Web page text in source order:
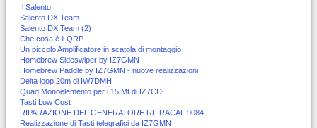
Il Salento
Salento DX Team
Salento DX Team (2)
Che cosa è il QRP
Un piccolo Amplificatore in scatola di montaggio
Homebrew Sideswiper by IZ7GMN
Homebrew Paddle by IZ7GMN - nuove realizzazioni
Delta loop 20m di IW7DMH
Quad Monoelemento per i 15 Mt di IZ7CDE
Tasti Low Cost
RIPARAZIONE DEL GENERATORE RF RACAL 9084
Realizzazione di Tasti telegrafici da IZ7GMN